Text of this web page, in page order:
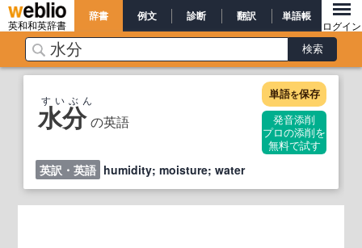
英和和英辞書
辞書 例文 診断 翻訳 単語帳
ログイン
水分 の英語
すいぶん 単語を保存
発音添削
プロの添削を
無料で試す
英訳・英語 humidity; moisture; water